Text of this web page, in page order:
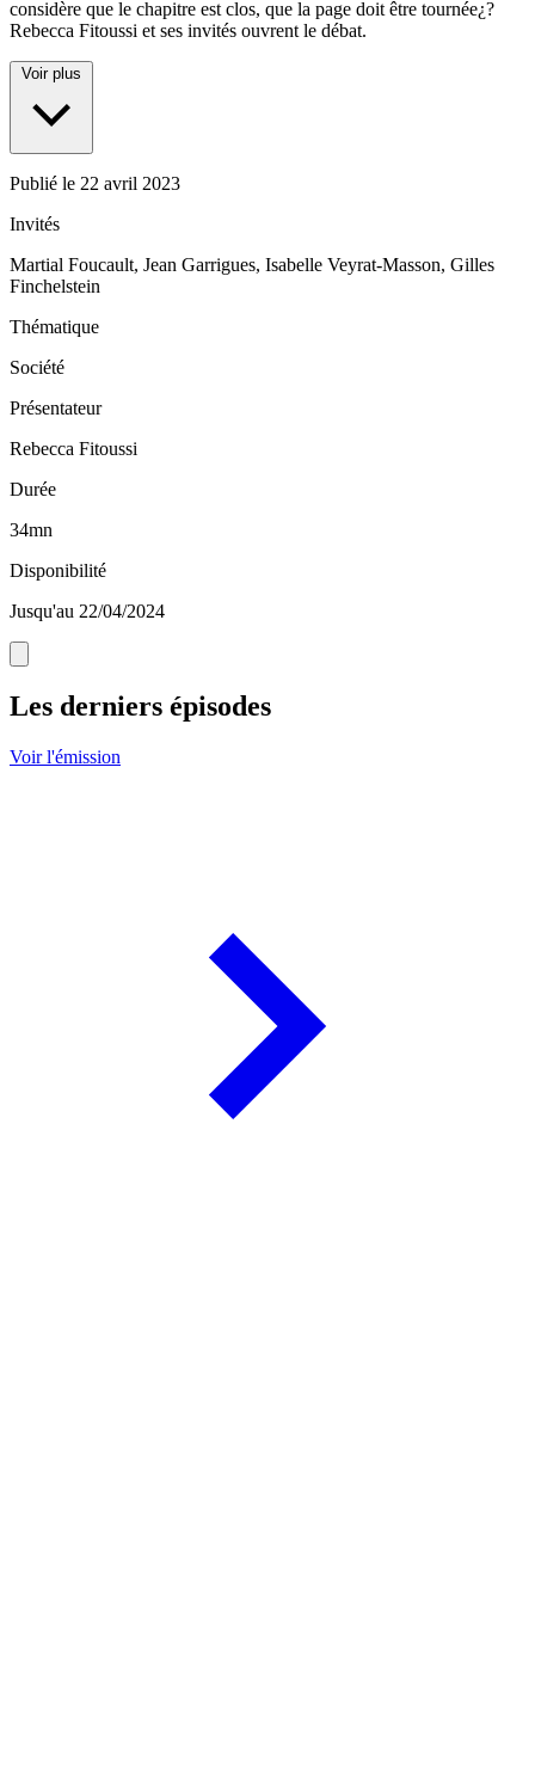
considère que le chapitre est clos, que la page doit être tournée¿?
Rebecca Fitoussi et ses invités ouvrent le débat.
Voir plus
Publié le 22 avril 2023
Invités
Martial Foucault, Jean Garrigues, Isabelle Veyrat-Masson, Gilles
Finchelstein
Thématique
Société
Présentateur
Rebecca Fitoussi
Durée
34mn
Disponibilité
Jusqu'au 22/04/2024
Les derniers épisodes
Voir l'émission